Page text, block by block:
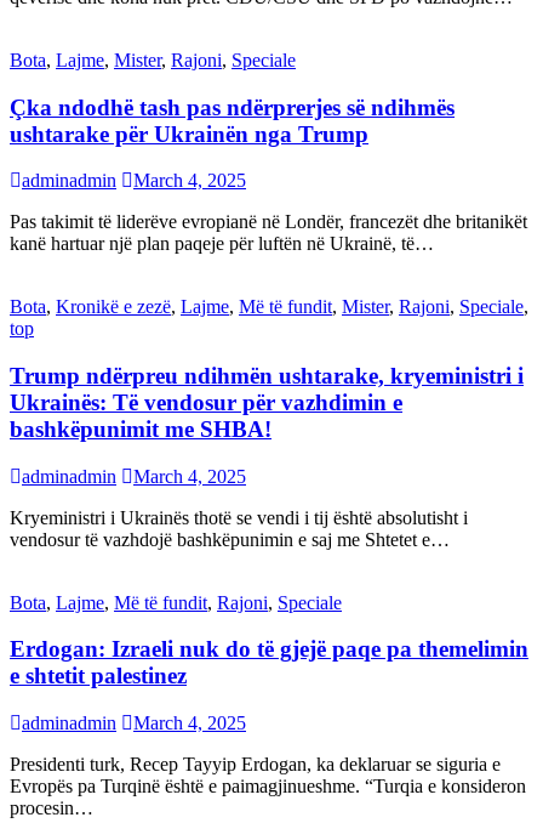
Bota, Lajme, Mister, Rajoni, Speciale
Çka ndodhë tash pas ndërprerjes së ndihmës
ushtarake për Ukrainën nga Trump
adminadmin
March 4, 2025
Pas takimit të liderëve evropianë në Londër, francezët dhe britanikët
kanë hartuar një plan paqeje për luftën në Ukrainë, të…
Bota, Kronikë e zezë, Lajme, Më të fundit, Mister, Rajoni, Speciale,
top
Trump ndërpreu ndihmën ushtarake, kryeministri i
Ukrainës: Të vendosur për vazhdimin e
bashkëpunimit me SHBA!
adminadmin
March 4, 2025
Kryeministri i Ukrainës thotë se vendi i tij është absolutisht i
vendosur të vazhdojë bashkëpunimin e saj me Shtetet e…
Bota, Lajme, Më të fundit, Rajoni, Speciale
Erdogan: Izraeli nuk do të gjejë paqe pa themelimin
e shtetit palestinez
adminadmin
March 4, 2025
Presidenti turk, Recep Tayyip Erdogan, ka deklaruar se siguria e
Evropës pa Turqinë është e paimagjinueshme. “Turqia e konsideron
procesin…